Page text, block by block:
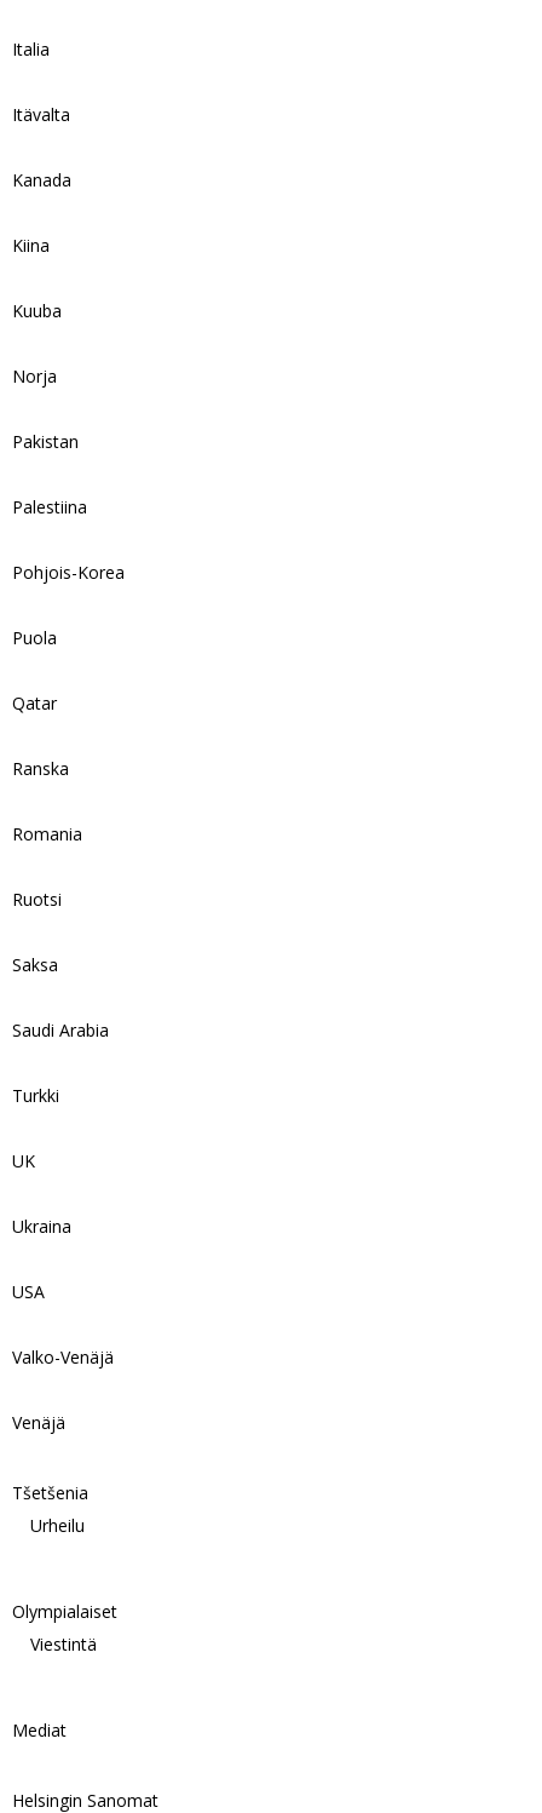
Italia
Itävalta
Kanada
Kiina
Kuuba
Norja
Pakistan
Palestiina
Pohjois-Korea
Puola
Qatar
Ranska
Romania
Ruotsi
Saksa
Saudi Arabia
Turkki
UK
Ukraina
USA
Valko-Venäjä
Venäjä
Tšetšenia
Urheilu
Olympialaiset
Viestintä
Mediat
Helsingin Sanomat